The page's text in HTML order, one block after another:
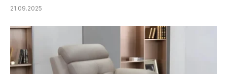
21.09.2025